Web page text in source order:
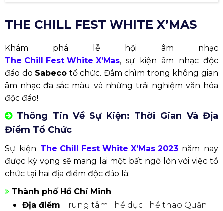
THE CHILL FEST WHITE X’MAS
Khám phá lễ hội âm nhạc
The Chill Fest White X’Mas, sự kiện âm nhạc độc
đáo do Sabeco tổ chức. Đắm chìm trong không gian
âm nhạc đa sắc màu và những trải nghiệm văn hóa
độc đáo!
Thông Tin Về Sự Kiện: Thời Gian Và Địa
Điểm Tổ Chức
Sự kiện The Chill Fest White X’Mas 2023năm nay
được kỳ vọng sẽ mang lại một bất ngờ lớn với việc tổ
chức tại hai địa điểm độc đáo là:
Thành phố Hồ Chí Minh
Địa điểm: Trung tâm Thể dục Thể thao Quận 1